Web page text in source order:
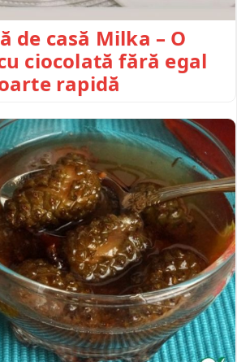
de casă Milka – O
ciocolată fără egal
rapidă